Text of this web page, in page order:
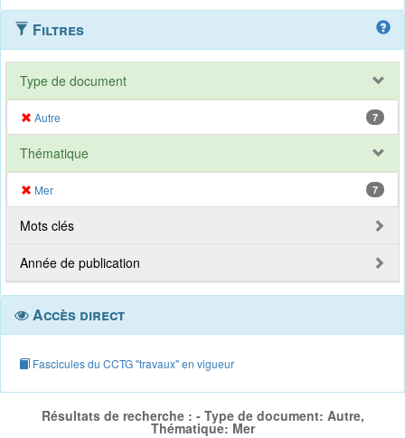
Filtres
Type de document
Autre 7
Thématique
Mer 7
Mots clés
Année de publication
Accès direct
Fascicules du CCTG "travaux" en vigueur
Résultats de recherche : - Type de document: Autre,
Thématique: Mer